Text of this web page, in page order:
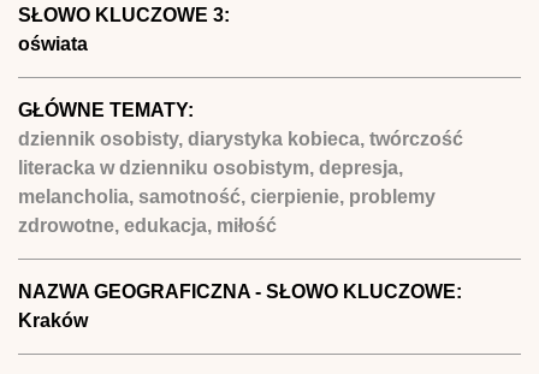
SŁOWO KLUCZOWE 3:
oświata
GŁÓWNE TEMATY:
dziennik osobisty, diarystyka kobieca, twórczość
literacka w dzienniku osobistym, depresja,
melancholia, samotność, cierpienie, problemy
zdrowotne, edukacja, miłość
NAZWA GEOGRAFICZNA - SŁOWO KLUCZOWE:
Kraków